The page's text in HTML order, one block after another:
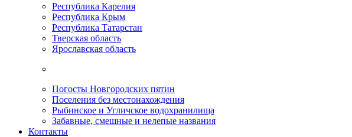
Республика Карелия
Республика Крым
Республика Татарстан
Тверская область
Ярославская область
Погосты Новгородских пятин
Поселения без местонахождения
Рыбинское и Угличское водохранилища
Забавные, смешные и нелепые названия
Контакты